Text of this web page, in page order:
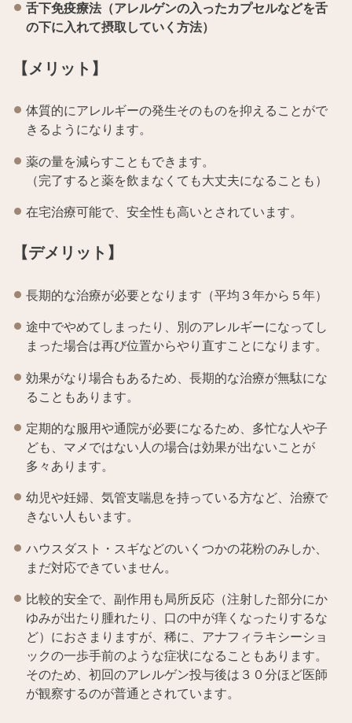
舌下免疫療法（アレルゲンの入ったカプセルなどを舌
の下に入れて摂取していく方法）
【メリット】
体質的にアレルギーの発生そのものを抑えることがで
きるようになります。
薬の量を減らすこともできます。
（完了すると薬を飲まなくても大丈夫になることも）
在宅治療可能で、安全性も高いとされています。
【デメリット】
長期的な治療が必要となります（平均３年から５年）
途中でやめてしまったり、別のアレルギーになってし
まった場合は再び位置からやり直すことになります。
効果がなり場合もあるため、長期的な治療が無駄にな
ることもあります。
定期的な服用や通院が必要になるため、多忙な人や子
ども、マメではない人の場合は効果が出ないことが
多々あります。
幼児や妊婦、気管支喘息を持っている方など、治療で
きない人もいます。
ハウスダスト・スギなどのいくつかの花粉のみしか、
まだ対応できていません。
比較的安全で、副作用も局所反応（注射した部分にか
ゆみが出たり腫れたり、口の中が痒くなったりするな
ど）におさまりますが、稀に、アナフィラキシーショ
ックの一歩手前のような症状になることもあります。
そのため、初回のアレルゲン投与後は３０分ほど医師
が観察するのが普通とされています。